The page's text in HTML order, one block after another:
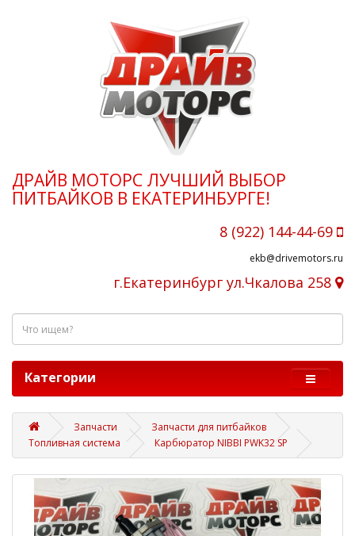
ДРАЙВ МОТОРС ЛУЧШИЙ ВЫБОР
ПИТБАЙКОВ В ЕКАТЕРИНБУРГЕ!
8 (922) 144-44-69
ekb@drivemotors.ru
г.Екатеринбург ул.Чкалова 258
Категории
Запчасти
Запчасти для питбайков
Топливная система
Карбюратор NIBBI PWK32 SP